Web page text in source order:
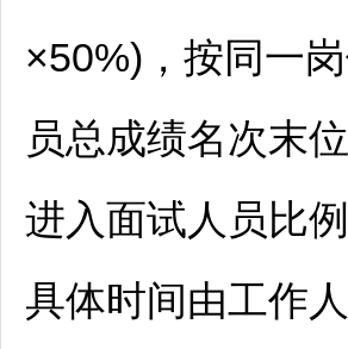
×50%)，按同一
员总成绩名次末
进入面试人员比
具体时间由工作